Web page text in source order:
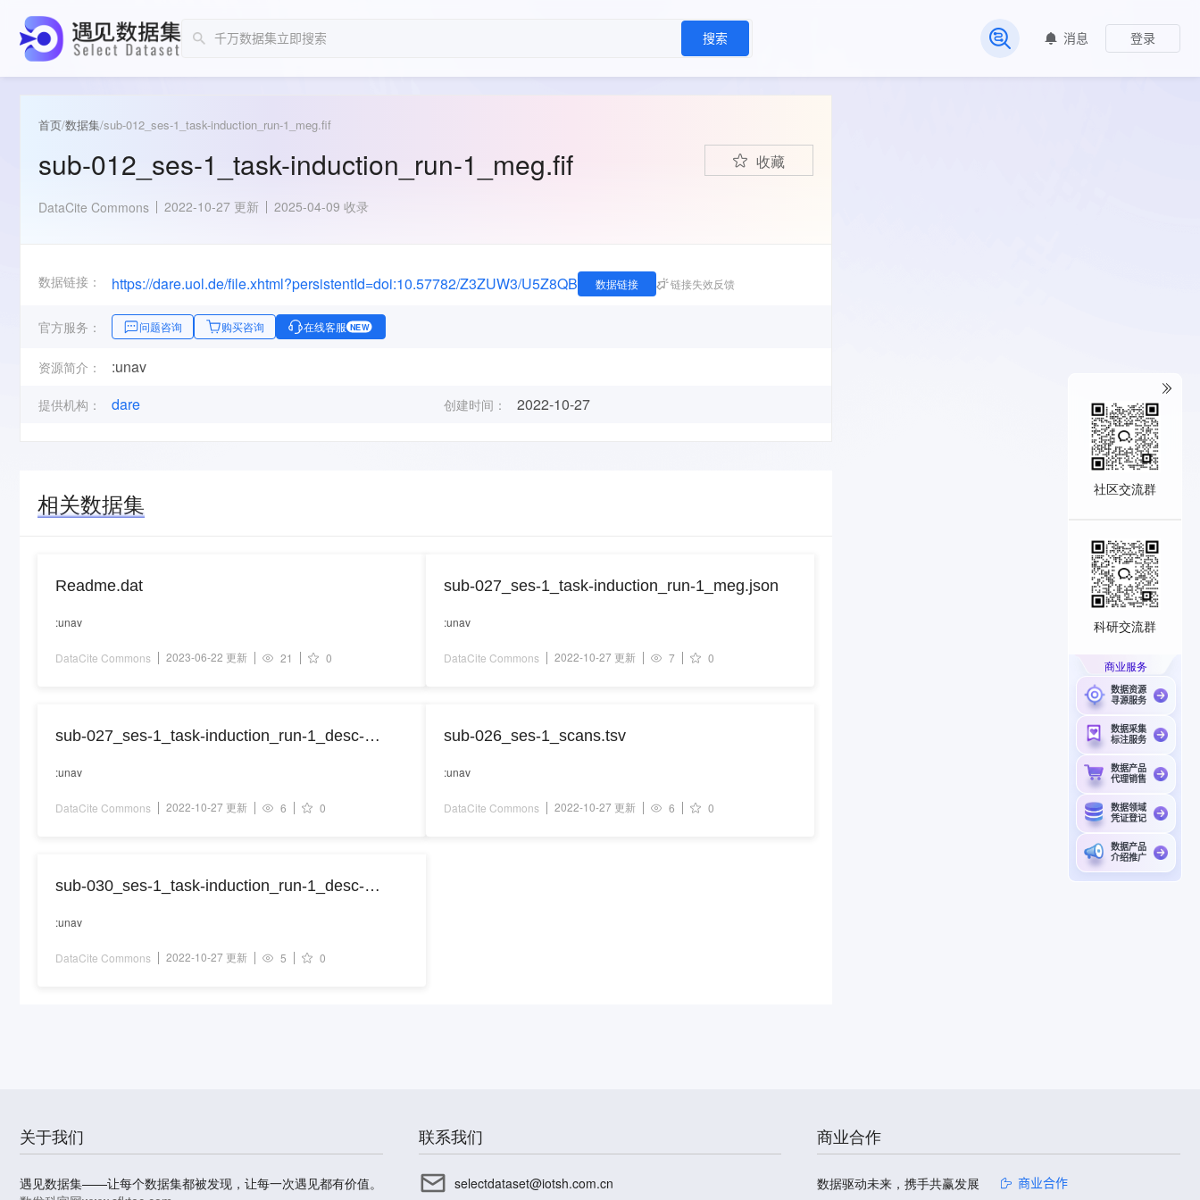
搜索
常见问题
消息 登录
首页/数据集/sub-012_ses-1_task-induction_run-1_meg.fif
sub-012_ses-1_task-induction_run-1_meg.fif 收藏
DataCite Commons 2022-10-27 更新 2025-04-09 收录
数据链接： https://dare.uol.de/file.xhtml?persistentId=doi:10.57782/Z3ZUW3/U5Z8QB 数据链接 链接失效反馈
官方服务： 问题咨询 购买咨询 在线客服 NEW
资源简介： :unav
提供机构： dare 创建时间： 2022-10-27
相关数据集
Readme.dat
:unav
DataCite Commons 2023-06-22 更新 21 0
sub-027_ses-1_task-induction_run-1_desc-
:unav
DataCite Commons 2022-10-27 更新 6 0
sub-030_ses-1_task-induction_run-1_desc-
:unav
DataCite Commons 2022-10-27 更新 5 0
sub-027_ses-1_task-induction_run-1_meg.json
:unav
DataCite Commons 2022-10-27 更新 7 0
sub-026_ses-1_scans.tsv
:unav
DataCite Commons 2022-10-27 更新 6 0
关于我们
遇见数据集——让每个数据集都被发现，让每一次遇见都有价值。
联系我们
selectdataset@iotsh.com.cn
商业合作
数据驱动未来，携手共赢发展 商业合作
社区交流群
科研交流群
商业服务
数据资源
寻源服务
数据采集
标注服务
数据产品
代理销售
数据领域
凭证登记
数据产品
介绍推广